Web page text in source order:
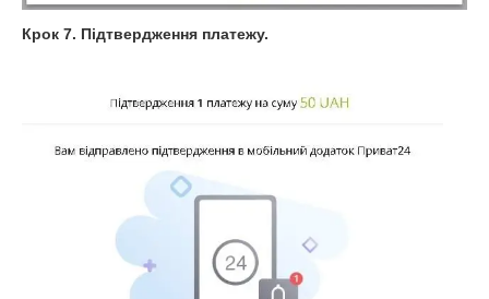
Крок 7. Підтвердження платежу.